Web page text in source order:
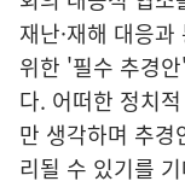
재난·재해 대응
위한 '필수 추경
다. 어떠한 정치
만 생각하며 추경
리될 수 있기를